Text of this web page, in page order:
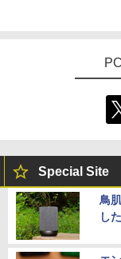
5
5
～コース名を変
Special Site
鳥
し